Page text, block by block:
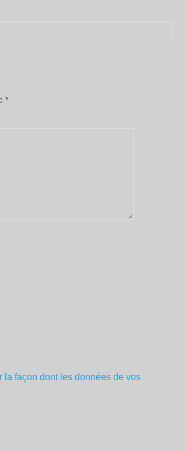
*
la façon dont les données de vos